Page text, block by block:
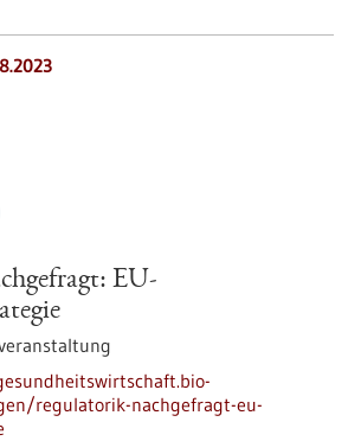
EU-
regulatorik-nachgefragt-eu-